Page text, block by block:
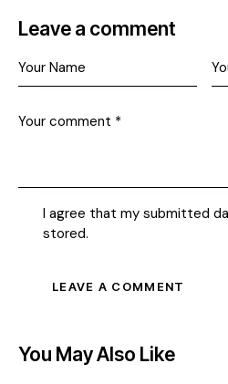
Leave a comment
I agree that my submitted
stored.
You May Also Like